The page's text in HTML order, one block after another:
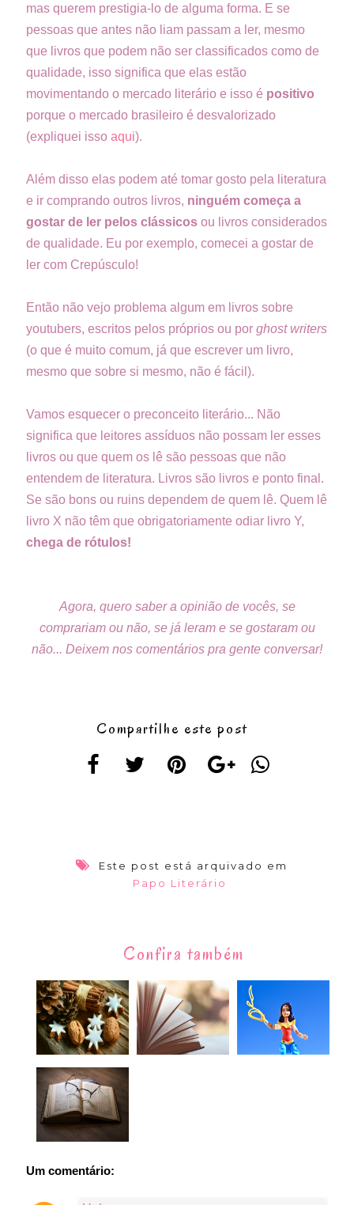
mas querem prestigia-lo de alguma forma. E se
pessoas que antes não liam passam a ler, mesmo
que livros que podem não ser classificados como de
qualidade, isso significa que elas estão
movimentando o mercado literário e isso é positivo
porque o mercado brasileiro é desvalorizado
(expliquei isso aqui).
Além disso elas podem até tomar gosto pela literatura
e ir comprando outros livros, ninguém começa a
gostar de ler pelos clássicos ou livros considerados
de qualidade. Eu por exemplo, comecei a gostar de
ler com Crepúsculo!
Então não vejo problema algum em livros sobre
youtubers, escritos pelos próprios ou por ghost writers
(o que é muito comum, já que escrever um livro,
mesmo que sobre si mesmo, não é fácil).
Vamos esquecer o preconceito literário... Não
significa que leitores assíduos não possam ler esses
livros ou que quem os lê são pessoas que não
entendem de literatura. Livros são livros e ponto final.
Se são bons ou ruins dependem de quem lê. Quem lê
livro X não têm que obrigatoriamente odiar livro Y,
chega de rótulos!
Agora, quero saber a opinião de vocês, se
comprariam ou não, se já leram e se gostaram ou
não... Deixem nos comentários pra gente conversar!
Compartilhe este post
Este post está arquivado em
Papo Literário
Confira também
Um comentário: